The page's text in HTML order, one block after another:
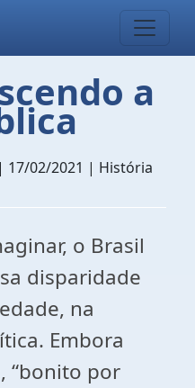
a
| 17/02/2021 | História
o Brasil
disparidade
na
Embora
“bonito por